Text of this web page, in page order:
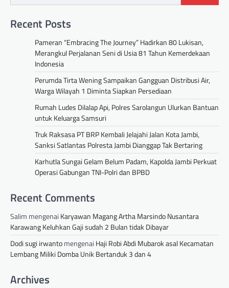
Recent Posts
Pameran “Embracing The Journey” Hadirkan 80 Lukisan,
Merangkul Perjalanan Seni di Usia 81 Tahun Kemerdekaan
Indonesia
Perumda Tirta Wening Sampaikan Gangguan Distribusi Air,
Warga Wilayah 1 Diminta Siapkan Persediaan
Rumah Ludes Dilalap Api, Polres Sarolangun Ulurkan Bantuan
untuk Keluarga Samsuri
Truk Raksasa PT BRP Kembali Jelajahi Jalan Kota Jambi,
Sanksi Satlantas Polresta Jambi Dianggap Tak Bertaring
Karhutla Sungai Gelam Belum Padam, Kapolda Jambi Perkuat
Operasi Gabungan TNI-Polri dan BPBD
Recent Comments
Salim mengenai Karyawan Magang Artha Marsindo Nusantara
Karawang Keluhkan Gaji sudah 2 Bulan tidak Dibayar
Dodi sugi irwantomengenai Haji Robi Abdi Mubarok asal Kecamatan
Lembang Miliki Domba Unik Bertanduk 3 dan 4
Archives